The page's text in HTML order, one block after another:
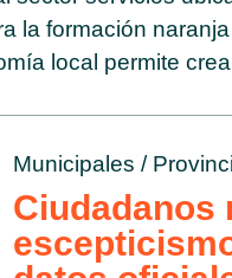
la formación
local permite
Municipales /
Ciudadanos